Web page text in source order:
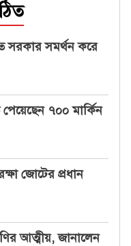
সরকার সমর্থন করে
৭০০ মার্কিন
জোটের প্রধান
আত্মীয়, জানালেন